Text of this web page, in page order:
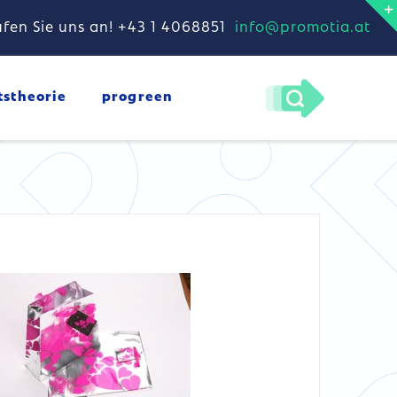
Sie uns an! +43 1 4068851 info@promotia.at
progreen
DETAILS